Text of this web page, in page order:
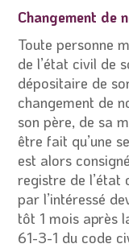
Changement de
Toute personne
de l’état civil de
dépositaire de
changement de
son père, de sa
être fait qu’une
est alors
registre de l’état
par l’intéressé
tôt 1 mois après
61-3-1 du code